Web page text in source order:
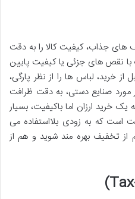
جذاب، کیفیت کالا را به دقت
با نقص های جزئی یا کیفیت پایین
خرید، لباس ها را از نظر پارگی،
صنایع دستی، به دقت ظرافت
یک خرید ارزان اما باکیفیت، بسیار
است که به زودی بلااستفاده می
تخفیف بهره مند شوید و هم از